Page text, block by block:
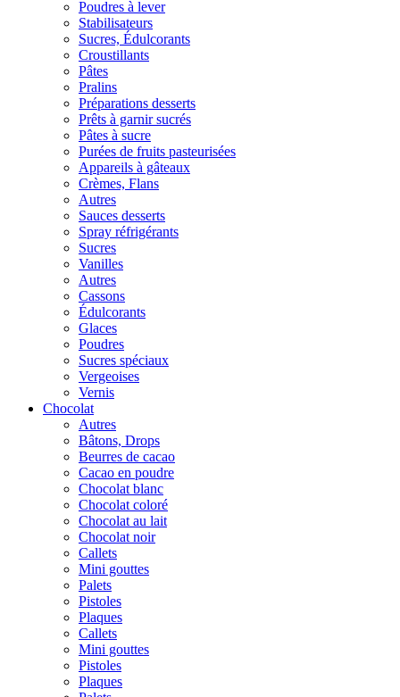
Poudres à lever
Stabilisateurs
Sucres, Édulcorants
Croustillants
Pâtes
Pralins
Préparations desserts
Prêts à garnir sucrés
Pâtes à sucre
Purées de fruits pasteurisées
Appareils à gâteaux
Crèmes, Flans
Autres
Sauces desserts
Spray réfrigérants
Sucres
Vanilles
Autres
Cassons
Édulcorants
Glaces
Poudres
Sucres spéciaux
Vergeoises
Vernis
Chocolat
Autres
Bâtons, Drops
Beurres de cacao
Cacao en poudre
Chocolat blanc
Chocolat coloré
Chocolat au lait
Chocolat noir
Callets
Mini gouttes
Palets
Pistoles
Plaques
Callets
Mini gouttes
Pistoles
Plaques